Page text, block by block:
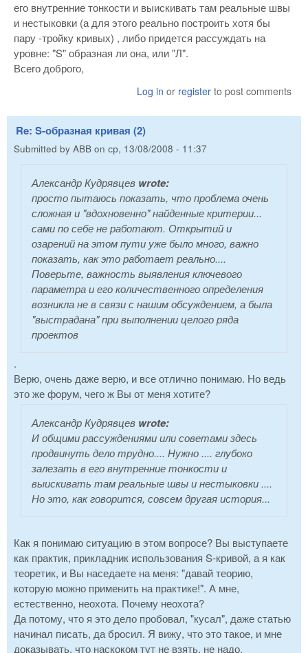
его внутренние тонкости и выискивать там реальные швы
и нестыковки (а для этого реально построить хотя бы
пару -тройку кривых) , либо придется рассуждать на
уровне: "S" образная ли она, или "Л".
Всего доброго,
Log in or register to post comments
Re: S-образная кривая (2)
Submitted by ABB on ср, 13/08/2008 - 11:37
Александр Кудрявцев wrote:
просто пытаюсь показать, что проблема очень
сложная и "вдохновенно" найденные критерии...
сами по себе не работают. Открытий и
озарений на этом пути уже было много, важно
показать, как это работает реально....
Поверьте, важность выявления ключевого
параметра и его количественного определения
возникла не в связи с нашим обсуждением, а была
"выстрадана" при выполнении целого ряда
проектов
.
Верю, очень даже верю, и все отлично понимаю. Но ведь
это же форум, чего ж Вы от меня хотите?
Александр Кудрявцев wrote:
И общими рассуждениями или советами здесь
продвинуть дело трудно.... Нужно .... глубоко
залезать в его внутренние тонкости и
выискивать там реальные швы и нестыковки ....
Но это, как говорится, совсем другая история...
Как я понимаю ситуацию в этом вопросе? Вы выступаете
как практик, прикладник использования S-кривой, а я как
теоретик, и Вы наседаете на меня: "давай теорию,
которую можно применить на практике!". А мне,
естественно, неохота. Почему неохота?
Да потому, что я это дело пробовал, "кусал", даже статью
начинал писать, да бросил. Я вижу, что это такое, и мне
доказывать, что наскоком тут не взять, не надо.